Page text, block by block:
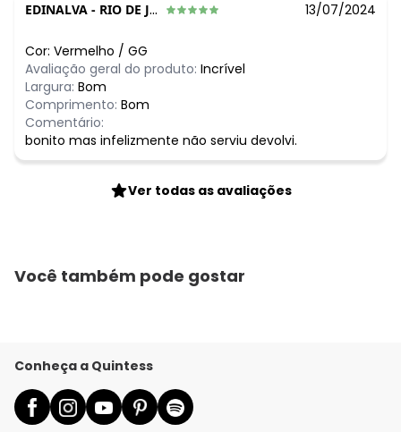
EDINALVA - RIO DE JANEIRO - RJ 13/07/2024
Cor: Vermelho / GG
Avaliação geral do produto: Incrível
Largura: Bom
Comprimento: Bom
Comentário:
bonito mas infelizmente não serviu devolvi.
Ver todas as avaliações
Você também pode gostar
Conheça a Quintess